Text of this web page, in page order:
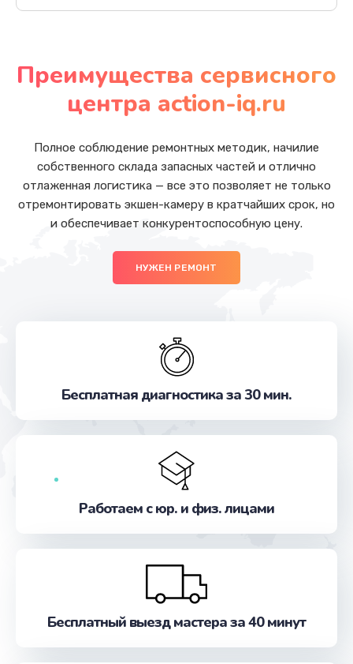
Преимущества сервисного
центра action-iq.ru
Полное соблюдение ремонтных методик, начилие
собственного склада запасных частей и отлично
отлаженная логистика — все это позволяет не только
отремонтировать экшен-камеру в кратчайших срок, но
и обеспечивает конкурентоспособную цену.
НУЖЕН РЕМОНТ
Бесплатная диагностика за 30 мин.
Работаем с юр. и физ. лицами
Бесплатный выезд мастера за 40 минут